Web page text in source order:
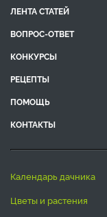
ЛЕНТА СТАТЕЙ
ВОПРОС-ОТВЕТ
КОНКУРСЫ
РЕЦЕПТЫ
ПОМОЩЬ
КОНТАКТЫ
календарь дачника
цветы и растения